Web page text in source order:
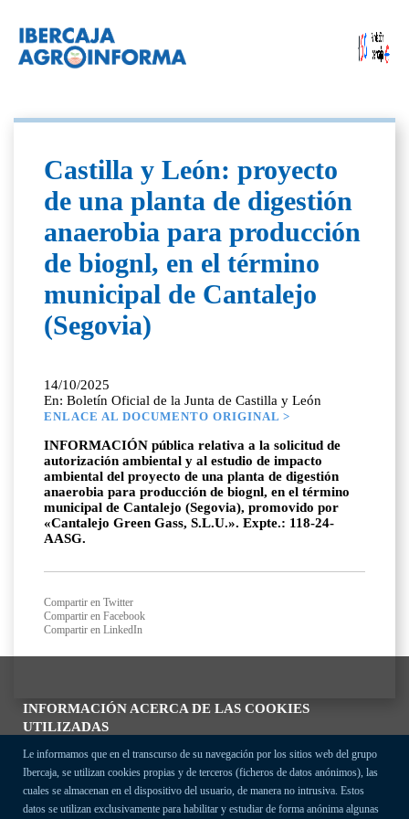
INFORMACIÓN ACERCA DE LAS COOKIES
UTILIZADAS
Le informamos que en el transcurso de su navegación por los sitios web del grupo
Ibercaja, se utilizan cookies propias y de terceros (ficheros de datos anónimos), las
cuales se almacenan en el dispositivo del usuario, de manera no intrusiva. Estos
datos se utilizan exclusivamente para habilitar y estudiar de forma anónima algunas
Castilla y León: proyecto
de una planta de digestión
anaerobia para producción
de biognl, en el término
municipal de Cantalejo
(Segovia)
14/10/2025
En: Boletín Oficial de la Junta de Castilla y León
ENLACE AL DOCUMENTO ORIGINAL >
INFORMACIÓN pública relativa a la solicitud de
autorización ambiental y al estudio de impacto
ambiental del proyecto de una planta de digestión
anaerobia para producción de biognl, en el término
municipal de Cantalejo (Segovia), promovido por
«Cantalejo Green Gass, S.L.U.». Expte.: 118-24-
AASG.
Compartir en Twitter
Compartir en Facebook
Compartir en LinkedIn